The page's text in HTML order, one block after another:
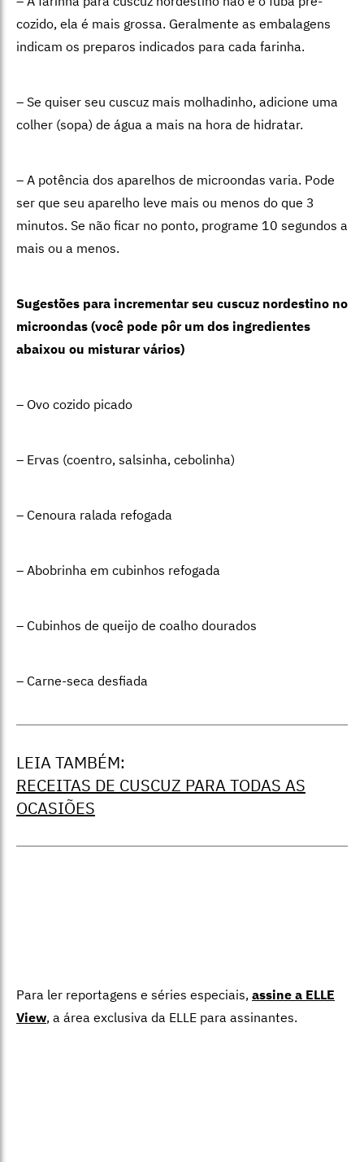
cozido, ela é mais grossa. Geralmente as embalagens
indicam os preparos indicados para cada farinha.
– Se quiser seu cuscuz mais molhadinho, adicione uma
colher (sopa) de água a mais na hora de hidratar.
– A potência dos aparelhos de microondas varia. Pode
ser que seu aparelho leve mais ou menos do que 3
minutos. Se não ficar no ponto, programe 10 segundos a
mais ou a menos.
Sugestões para incrementar seu cuscuz nordestino no
microondas (você pode pôr um dos ingredientes
abaixou ou misturar vários)
– Ovo cozido picado
– Ervas (coentro, salsinha, cebolinha)
– Cenoura ralada refogada
– Abobrinha em cubinhos refogada
– Cubinhos de queijo de coalho dourados
– Carne-seca desfiada
LEIA TAMBÉM:
RECEITAS DE CUSCUZ PARA TODAS AS
OCASIÕES
Para ler reportagens e séries especiais, assine a ELLE
View, a área exclusiva da ELLE para assinantes.